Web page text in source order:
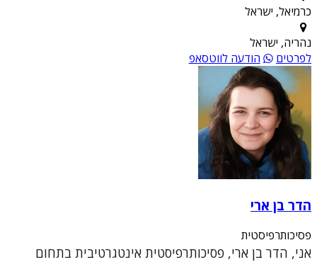
כרמיאל, ישראל
נהריה, ישראל
לפרטים
הודעה לווטסאפ
הדר בן ארי
פסיכותרפיסטית
אני, הדר בן ארי, פסיכותרפיסטית אינטגרטיבית בתחום